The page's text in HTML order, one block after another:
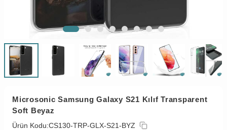
Microsonic Samsung Galaxy S21 Kılıf Transparent
Soft Beyaz
Ürün Kodu:CS130-TRP-GLX-S21-BYZ